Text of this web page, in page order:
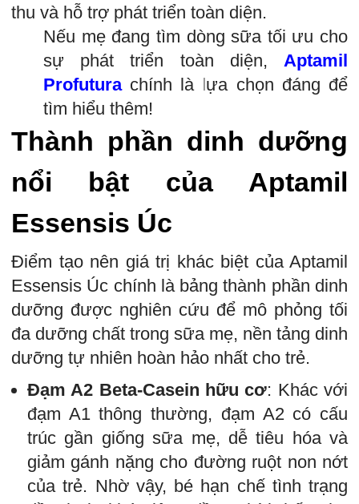
thu và hỗ trợ phát triển toàn diện.
Nếu mẹ đang tìm dòng sữa tối ưu cho
sự phát triển toàn diện, Aptamil
Profuturachính là lựa chọn đáng để
tìm hiểu thêm!
Thành phần dinh dưỡng
nổi bật của Aptamil
Essensis Úc
Điểm tạo nên giá trị khác biệt của Aptamil
Essensis Úc chính là bảng thành phần dinh
dưỡng được nghiên cứu để mô phỏng tối
đa dưỡng chất trong sữa mẹ, nền tảng dinh
dưỡng tự nhiên hoàn hảo nhất cho trẻ.
Đạm A2 Beta-Casein hữu cơ: Khác với
đạm A1 thông thường, đạm A2 có cấu
trúc gần giống sữa mẹ, dễ tiêu hóa và
giảm gánh nặng cho đường ruột non nớt
của trẻ. Nhờ vậy, bé hạn chế tình trạng